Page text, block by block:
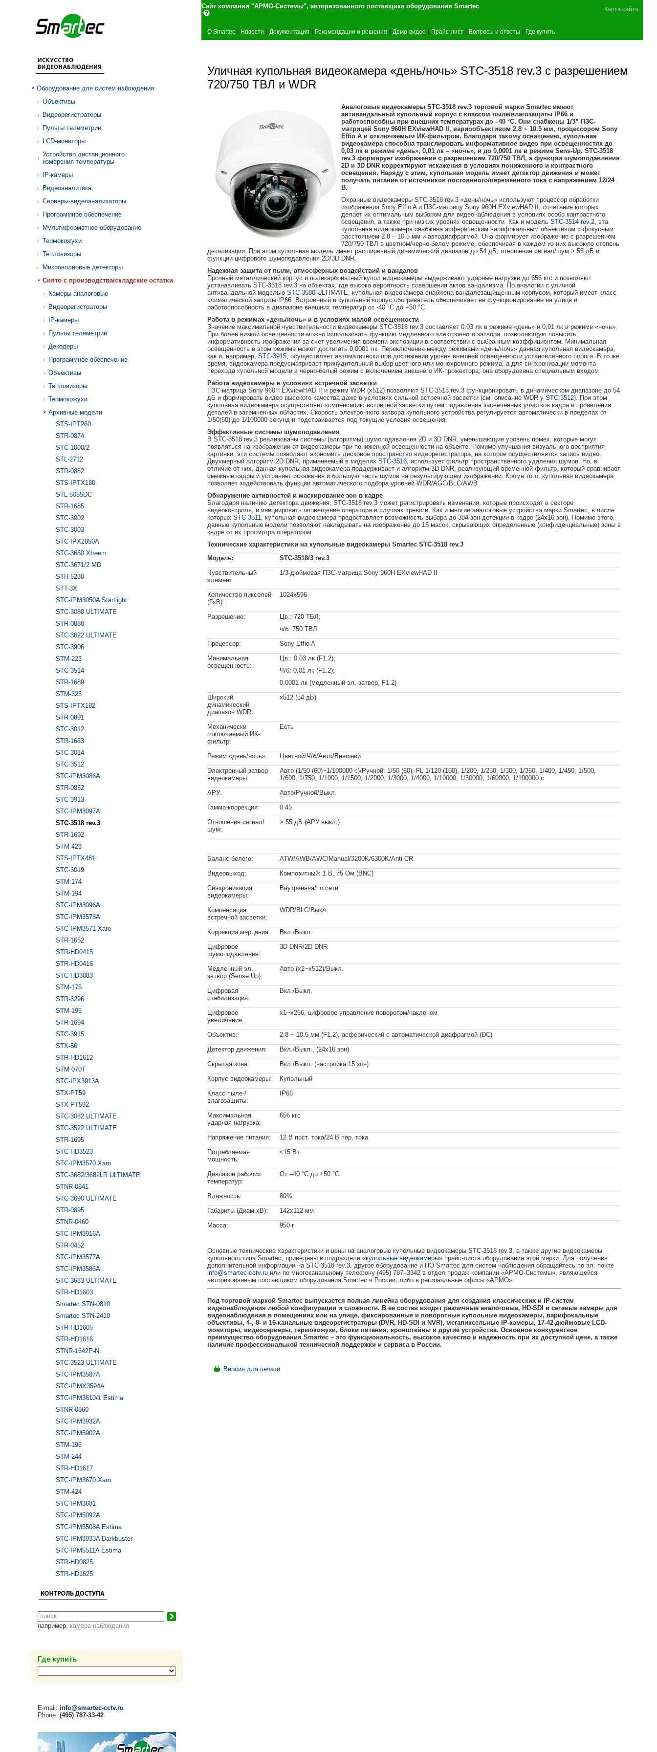
Сайт компании "АРМО-Системы", авторизованного поставщика оборудования Smartec Карта сайта
О Smartec Новости Документация Рекомендации и решения Демо-видео Прайс-лист Вопросы и ответы Где купить
Оборудование для систем наблюдения
Объективы
Видеорегистраторы
Пульты телеметрии
LCD-мониторы
Устройство дистанционного
измерения температуры
IP-камеры
Видеоаналитика
Серверы-видеоанализаторы
Программное обеспечение
Мультиформатное оборудование
Термокожухи
Тепловизоры
Микроволновые детекторы
Cнято с производства/складские остатки
Камеры аналоговые
Видеорегистраторы
IP-камеры
Пульты телеметрии
Декодеры
Программное обеспечение
Объективы
Тепловизоры
Термокожухи
Архивные модели
STS-IPT260
STR-0874
STC-1000/2
STL-2712
STR-0882
STS-IPTX180
STL-5055DC
STR-1685
STC-3002
STC-3003
STC-IPX2050A
STC-3650 Xtreem
STC-3671/2 MD
STH-5230
STT-3X
STC-IPM3050A StarLight
STC-3080 ULTIMATE
STR-0888
STC-3622 ULTIMATE
STC-3906
STM-223
STC-3514
STR-1689
STM-323
STS-IPTX182
STR-0891
STC-3012
STR-1683
STC-3014
STC-3512
STC-IPM3086A
STR-0852
STC-3913
STC-IPM3097A
STC-3518 rev.3
STR-1692
STM-423
STS-IPTX481
STC-3019
STM-174
STM-194
STC-IPM3096A
STC-IPM3578A
STC-IPM3571 Xaro
STR-1652
STR-HD0415
STR-HD0416
STC-HD3083
STM-175
STR-3296
STM-195
STR-1694
STC-3915
STX-56
STR-HD1612
STM-070T
STC-IPX3913A
STX-PT59
STX-PT592
STC-3082 ULTIMATE
STC-3522 ULTIMATE
STR-1695
STC-HD3523
STC-IPM3570 Xaro
STC-3682/3682LR ULTIMATE
STNR-0841
STC-3690 ULTIMATE
STR-0895
STNR-0460
STC-IPM3916A
STR-0452
STC-IPM3577A
STC-IPM3586A
STC-3683 ULTIMATE
STR-HD1603
Smartec STN-0810
Smartec STN-2410
STR-HD1605
STR-HD1616
STNR-1642P-N
STC-3523 ULTIMATE
STC-IPM3587A
STC-IPMX3594A
STC-IPM3610/1 Estima
STNR-0860
STC-IPM3932A
STC-IPM5902А
STM-196
STM-244
STR-HD1617
STC-IPM3670 Xaro
STM-424
STC-IPM3681
STC-IPM5092A
STC-IPM5508A Estima
STC-IPM3933A Darkbuster
STC-IPM5511A Estima
STR-HD0825
STR-HD1625
например, камера наблюдения
Где купить
E-mail: info@smartec-cctv.ru
Phone: (495) 787-33-42
Уличная купольная видеокамера «день/ночь» STC-3518 rev.3 с разрешением
720/750 ТВЛ и WDR
Аналоговые видеокамеры STC-3518 rev.3 торговой марки Smartec имеют
антивандальный купольный корпус с классом пыле/влагозащиты IP66 и
работоспособны при внешних температурах до –40 °C. Они снабжены 1/3” ПЗС-
матрицей Sony 960H EXviewHAD II, вариообъективом 2.8 ~ 10.5 мм, процессором Sony
Effio A и отключаемым ИК-фильтром. Благодаря такому оснащению, купольная
видеокамера способна транслировать информативное видео при освещенностях до
0,03 лк в режиме «день», 0,01 лк – «ночь», и до 0,0001 лк в режиме Sens-Up. STC-3518
rev.3 формирует изображение с разрешением 720/750 ТВЛ, а функции шумоподавления
2D и 3D DNR корректируют искажения в условиях пониженного и контрастного
освещения. Наряду с этим, купольная модель имеет детектор движения и может
получать питание от источников постоянного/переменного тока с напряжением 12/24
В.
Охранные видеокамеры STC-3518 rev.3 «день/ночь» используют процессор обработки
изображения Sony Effio A и ПЗС-матрицу Sony 960H EXviewHAD II, сочетание которых
делает их оптимальным выбором для видеонаблюдения в условиях особо контрастного
освещения, а также при низких уровнях освещенности. Как и модель STC-3514 rev.2, эта
купольная видеокамера снабжена асферическим варифокальным объективом с фокусным
расстоянием 2.8 – 10.5 мм и автодиафрагмой. Она формирует изображение с разрешением
720/750 ТВЛ в цветном/черно-белом режиме, обеспечивая в каждом из них высокую степень
детализации. При этом купольная модель имеет расширенный динамический диапазон до 54 дБ, отношение сигнал/шум > 55 дБ и
функции цифрового шумоподавления 2D/3D DNR.
Надежная защита от пыли, атмосферных воздействий и вандалов
Прочный металлический корпус и поликарбонатный купол видеокамеры выдерживают ударные нагрузки до 656 кгс и позволяют
устанавливать STC-3518 rev.3 на объектах, где высока вероятность совершения актов вандализма. По аналогии с уличной
антивандальной моделью STC-3580 ULTIMATE, купольная видеокамера снабжена вандалозащищенным корпусом, который имеет класс
климатической защиты IP66. Встроенный в купольный корпус обогреватель обеспечивает ее функционирование на улице и
работоспособность в диапазоне внешних температур от -40 °С до +50 °С.
Работа в режимах «день/ночь» и в условиях малой освещенности
Значение максимальной чувствительности видеокамеры STC-3518 rev.3 составляет 0,03 лк в режиме «день» и 0,01 лк в режиме «ночь».
При более низкой освещенности можно использовать функцию медленного электронного затвора, позволяющую повысить
информативность изображения за счет увеличения времени экспозиции в соответствии с выбранным коэффициентом. Минимальная
освещенность в этом режиме может достигать 0,0001 лк. Переключение между режимами «день/ночь» данная купольная видеокамера,
как и, например, STC-3915, осуществляет автоматически при достижении уровня внешней освещенности установленного порога. В то же
время, видеокамера предусматривает принудительный выбор цветного или монохромного режима, а для синхронизации момента
перехода купольной модели в черно-белый режим с включением внешнего ИК-прожектора, она оборудована специальным входом.
Работа видеокамеры в условиях встречной засветки
ПЗС-матрица Sony 960H EXviewHAD II и режим WDR (х512) позволяют STC-3518 rev.3 функционировать в динамическом диапазоне до 54
дБ и формировать видео высокого качества даже в условиях сильной встречной засветки (см. описание WDR у STC-3512). При этом
купольная видеокамера осуществляет компенсацию встречной засветки путем подавления засвеченных участков кадра и проявления
деталей в затемненных областях. Скорость электронного затвора купольного устройства регулируется автоматически в пределах от
1/50(60) до 1/100000 секунд и подстраивается под текущие условия освещения.
Эффективные системы шумоподавления
В STC-3518 rev.3 реализованы системы (алгоритмы) шумоподавления 2D и 3D DNR, уменьшающие уровень помех, которые могут
появляться на изображении от видеокамеры при пониженной освещенности на объекте. Помимо улучшения визуального восприятия
картинки, эти системы позволяют экономить дисковое пространство видеорегистратора, на которое осуществляется запись видео.
Двухмерный алгоритм 2D DNR, применяемый в моделях STC-3516, использует фильтр пространственного удаления шумов. Но, в
отличие от них, данная купольная видеокамера поддерживает и алгоритм 3D DNR, реализующий временной фильтр, который сравнивает
смежные кадры и устраняет искажения и большую часть шумов на результирующем изображении. Кроме того, купольная видеокамера
позволяет задействовать функции автоматического подбора уровней WDR/AGC/BLC/AWB.
Обнаружение активностей и маскирование зон в кадре
Благодаря наличию детектора движения, STC-3518 rev.3 может регистрировать изменения, которые происходят в секторе
видеоконтроля, и инициировать оповещение оператора в случаях тревоги. Как и многие аналоговые устройства марки Smartec, в числе
которых STC-3511, купольная видеокамера предоставляет возможность выбора до 384 зон детекции в кадре (24х16 зон). Помимо этого,
данные купольные модели позволяют накладывать на изображение до 15 масок, скрывающих определенные (конфиденциальные) зоны в
кадре от их просмотра оператором.
Технические характеристики на купольные видеокамеры Smartec STC-3518 rev.3
Модель:
STC-3518/3 rev.3
Чувствительный
элемент:
1/3-дюймовая ПЗС-матрица Sony 960H EXviewHAD II
Количество пикселей
(ГxВ):
1024x596
Разрешение:
Цв.: 720 ТВЛ;
ч/б: 750 ТВЛ
Процессор:
Sony Effio A
Минимальная
освещенность:
Цв.: 0,03 лк (F1.2);
Ч/б: 0,01 лк (F1.2);
0,0001 лк (медленный эл. затвор, F1.2)
Широкий
динамический
диапазон WDR:
х512 (54 дБ)
Механически
отключаемый ИК-
фильтр:
Есть
Режим «день/ночь»:
Цветной/Ч/б/Авто/Внешний
Электронный затвор
видеокамеры:
Авто (1/50 (60)~1/100000 с)/Ручной: 1/50 (60), FL 1/120 (100), 1/200, 1/250, 1/300, 1/350, 1/400, 1/450, 1/500,
1/600, 1/750, 1/1000, 1/1500, 1/2000, 1/3000, 1/4000, 1/10000, 1/30000, 1/60000, 1/100000 с
АРУ:
Авто/Ручной/Выкл.
Гамма-коррекция:
0.45
Отношение сигнал/
шум:
> 55 дБ (АРУ выкл.)
Баланс белого:
ATW/AWB/AWC/Manual/3200K/6300K/Anti CR
Видеовыход:
Композитный: 1 В, 75 Ом (BNC)
Синхронизация
видеокамеры:
Внутренняя/по сети
Компенсация
встречной засветки:
WDR/BLC/Выкл.
Коррекция мерцания:
Вкл./Выкл.
Цифровое
шумоподавление:
3D DNR/2D DNR
Медленный эл.
затвор (Sense Up):
Авто (x2~x512)/Выкл.
Цифровая
стабилизация:
Вкл./Выкл.
Цифровое
увеличение:
x1~x256, цифровое управление поворотом/наклоном
Объектив:
2.8 ~ 10.5 мм (F1.2), асферический с автоматической диафрагмой (DC)
Детектор движения:
Вкл./Выкл., (24х16 зон)
Скрытая зона:
Вкл./Выкл. (настройка 15 зон)
Корпус видеокамеры:
Купольный
Класс пыле-/
влагозащиты:
IP66
Максимальная
ударная нагрузка:
656 кгс
Напряжение питания:
12 В пост. тока/24 В пер. тока
Потребляемая
мощность:
<15 Вт
Диапазон рабочих
температур:
От –40 °C до +50 °C
Влажность:
80%
Габариты (Диам.хВ):
142x112 мм
Масса:
950 г
Основные технические характеристики и цены на аналоговые купольные видеокамеры STC-3518 rev.3, а также другие видеокамеры
купольного типа Smartec, приведены в подразделе «купольные видеокамеры» прайс-листа оборудования этой марки. Для получения
дополнительной информации на STC-3518 rev.3, другое оборудование и ПО Smartec для систем наблюдения обращайтесь по эл. почте
info@smartec-cctv.ru или по многоканальному телефону (495) 787–3342 в отдел продаж компании «АРМО-Системы», являющейся
авторизованным поставщиком оборудования Smartec в России, либо в региональные офисы «АРМО».
Под торговой маркой Smartec выпускается полная линейка оборудования для создания классических и IP-систем
видеонаблюдения любой конфигурации и сложности. В ее состав входят различные аналоговые, HD-SDI и сетевые камеры для
видеонаблюдения в помещениях или на улице, фиксированные и поворотные купольные видеокамеры, варифокальные
объективы, 4-, 8- и 16-канальные видеорегистраторы (DVR, HD-SDI и NVR), мегапиксельные IP-камеры, 17-42-дюймовые LCD-
мониторы, видеосерверы, термокожухи, блоки питания, кронштейны и другие устройства. Основное конкурентное
преимущество оборудования Smartec – это функциональность, высокое качество и надежность при их доступной цене, а также
наличие профессиональной технической поддержки и сервиса в России.
Версия для печати